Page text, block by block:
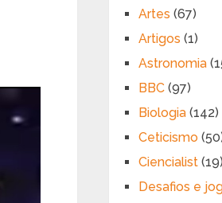
Artes (67)
Artigos (1)
Astronomia
BBC (97)
Biologia (142)
Ceticismo
Ciencialist (19)
Desafios e